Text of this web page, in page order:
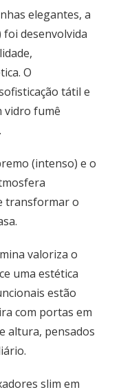
elegantes, a
desenvolvida
O
tátil e
vidro fumê
(intenso) e o
transformar o
valoriza o
uma estética
estão
com portas em
altura, pensados
slim em